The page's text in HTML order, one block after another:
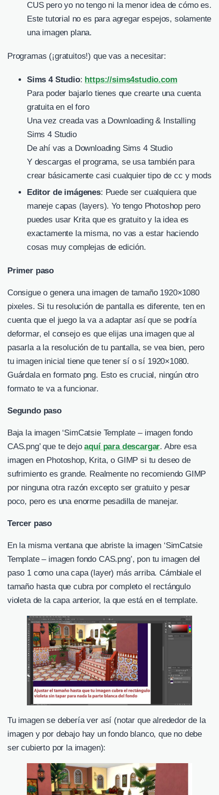
CUS pero yo no tengo ni la menor idea de cómo es.
Este tutorial no es para agregar espejos, solamente
una imagen plana.
Programas (¡gratuitos!) que vas a necesitar:
Sims 4 Studio: https://sims4studio.com
Para poder bajarlo tienes que crearte una cuenta
gratuita en el foro
Una vez creada vas a Downloading & Installing
Sims 4 Studio
De ahí vas a Downloading Sims 4 Studio
Y descargas el programa, se usa también para
crear básicamente casi cualquier tipo de cc y mods
Editor de imágenes: Puede ser cualquiera que
maneje capas (layers). Yo tengo Photoshop pero
puedes usar Krita que es gratuito y la idea es
exactamente la misma, no vas a estar haciendo
cosas muy complejas de edición.
Primer paso
Consigue o genera una imagen de tamaño 1920×1080
pixeles. Si tu resolución de pantalla es diferente, ten en
cuenta que el juego la va a adaptar así que se podría
deformar, el consejo es que elijas una imagen que al
pasarla a la resolución de tu pantalla, se vea bien, pero
tu imagen inicial tiene que tener sí o sí 1920×1080.
Guárdala en formato png. Esto es crucial, ningún otro
formato te va a funcionar.
Segundo paso
Baja la imagen ‘SimCatsie Template – imagen fondo
CAS.png’ que te dejoaquí para descargar. Abre esa
imagen en Photoshop, Krita, o GIMP si tu deseo de
sufrimiento es grande. Realmente no recomiendo GIMP
por ninguna otra razón excepto ser gratuito y pesar
poco, pero es una enorme pesadilla de manejar.
Tercer paso
En la misma ventana que abriste la imagen ‘SimCatsie
Template – imagen fondo CAS.png’, pon tu imagen del
paso 1 como una capa (layer) más arriba. Cámbiale el
tamaño hasta que cubra por completo el rectángulo
violeta de la capa anterior, la que está en el template.
Tu imagen se debería ver así (notar que alrededor de la
imagen y por debajo hay un fondo blanco, que no debe
ser cubierto por la imagen):